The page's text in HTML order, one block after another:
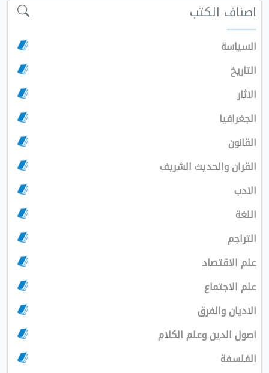
اصناف الكتب
السياسة
التاريخ
الاثار
الجغرافيا
القانون
القران والحديث الشريف
الادب
اللغة
التراجم
علم الاقتصاد
علم الاجتماع
الاديان والفرق
اصول الدين وعلم الكلام
الفلسفة